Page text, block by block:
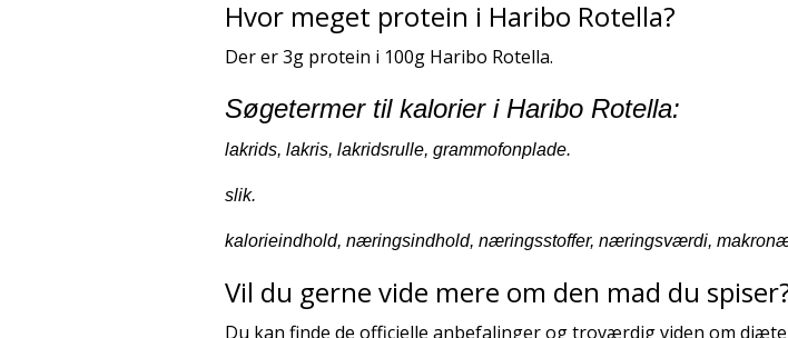
Hvor meget protein i Haribo Rotella?
Der er 3g protein i 100g Haribo Rotella.
Søgetermer til kalorier i Haribo Rotella:
lakrids, lakris, lakridsrulle, grammofonplade.
slik.
kalorieindhold, næringsindhold, næringsstoffer, næringsværdi,
Vil du gerne vide mere om den mad du
Du kan finde de officielle anbefalinger og troværdig viden om